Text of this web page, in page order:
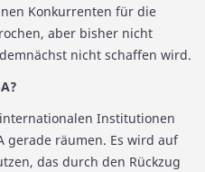
Konkurrenten für die
aber bisher nicht
nicht schaffen wird.
Institutionen
gerade räumen. Es wird auf
das durch den Rückzug